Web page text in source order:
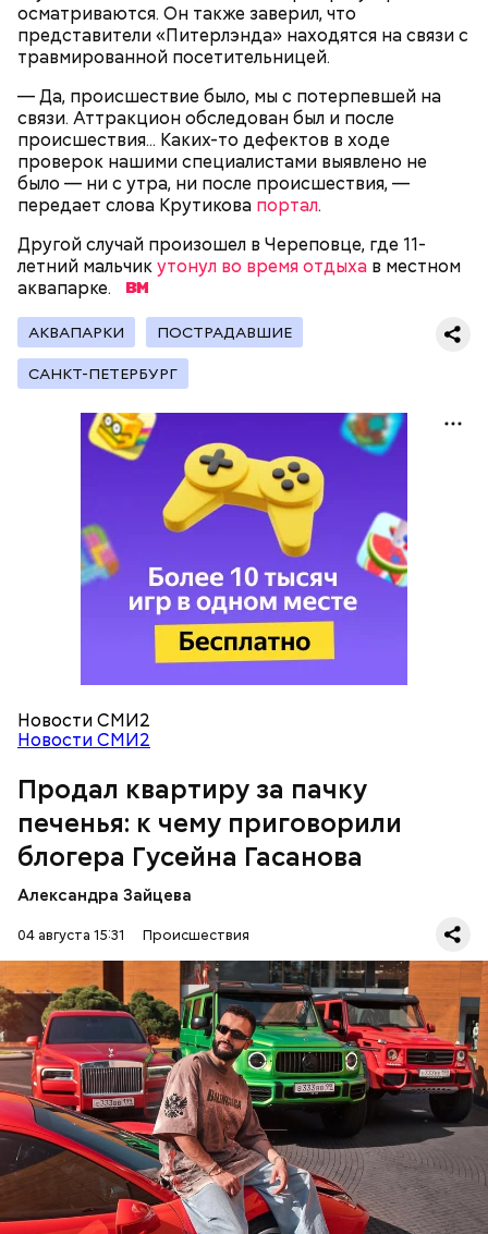
осматриваются. Он также заверил, что
представители «Питерлэнда» находятся на связи с
травмированной посетительницей.
— Да, происшествие было, мы с потерпевшей на
связи. Аттракцион обследован был и после
происшествия... Каких-то дефектов в ходе
проверок нашими специалистами выявлено не
было — ни с утра, ни после происшествия, —
передает слова Крутикова портал.
Другой случай произошел в Череповце, где 11-
летний мальчикутонул во время отдыха в местном
аквапарке.
АКВАПАРКИ ПОСТРАДАВШИЕ
САНКТ-ПЕТЕРБУРГ
Новости СМИ2
Новости СМИ2
Продал квартиру за пачку
печенья: к чему приговорили
блогера Гусейна Гасанова
Александра Зайцева
04 августа 15:31 Происшествия
В мае 2025 года МВД РФ объявило в
международный розыскблогера Гусейна Гасанова.
В его отношении возбудили уголовное дело о
неуплате налогов и легализации преступных
доходов в особо крупном размере. В тот же день
мужчину заочно арестовали.
Фото: База розыска МВД РФ
Следователи считали, что в период с 2019 по 2021
год Гасанов уклонился от уплаты налогов на более
чем 170 миллионов рублей. Эти деньги он якобы
распределил между родственниками и
собственными счетами.
— Гасанов, являясь индивидуальным
предпринимателем, осуществлял
предпринимательскую деятельность в области
продажи и размещения рекламы в социальных
сетях. С целью сокрытия своих доходов часть
денежных средств от спонсоров розыгрышей,
покупателей различных мотивационных курсов и
прогнозов ставок на спорт Гасанов получал на
свои личные лицевые счета как физического лица, а
также на подконтрольные родственникам лицевые
счета, — пояснили вмосковской прокуратуре
Родственники обналичивали деньги и возвращали
их Гасанову. А чтобы пользоваться деньгами и не
вызвать подозрений у налоговой, Гасанов либо
либопокупал на них квартиры.
НАЛОГИ ПОИСК ЛЮДЕЙ ДЕНЬГИ
МВД
ГАСАН ГУСЕЙНОВ